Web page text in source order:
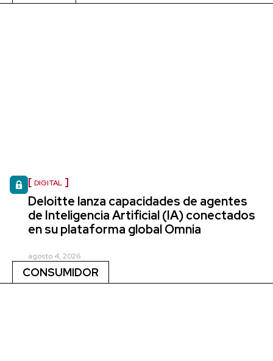
DIGITAL
Deloitte lanza capacidades de agentes
de Inteligencia Artificial (IA) conectados
en su plataforma global Omnia
agosto 4, 2026
CONSUMIDOR